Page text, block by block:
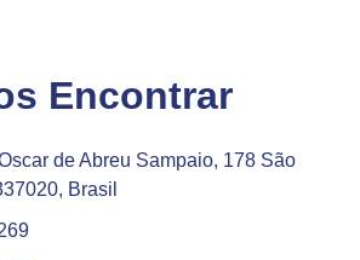
Encontrar
de Abreu Sampaio, 178 São
Brasil